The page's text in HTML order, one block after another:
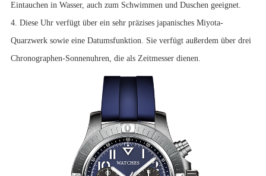
Eintauchen in Wasser, auch zum Schwimmen und Duschen geeignet.
4. Diese Uhr verfügt über ein sehr präzises japanisches Miyota-
Quarzwerk sowie eine Datumsfunktion. Sie verfügt außerdem über drei
Chronographen-Sonnenuhren, die als Zeitmesser dienen.